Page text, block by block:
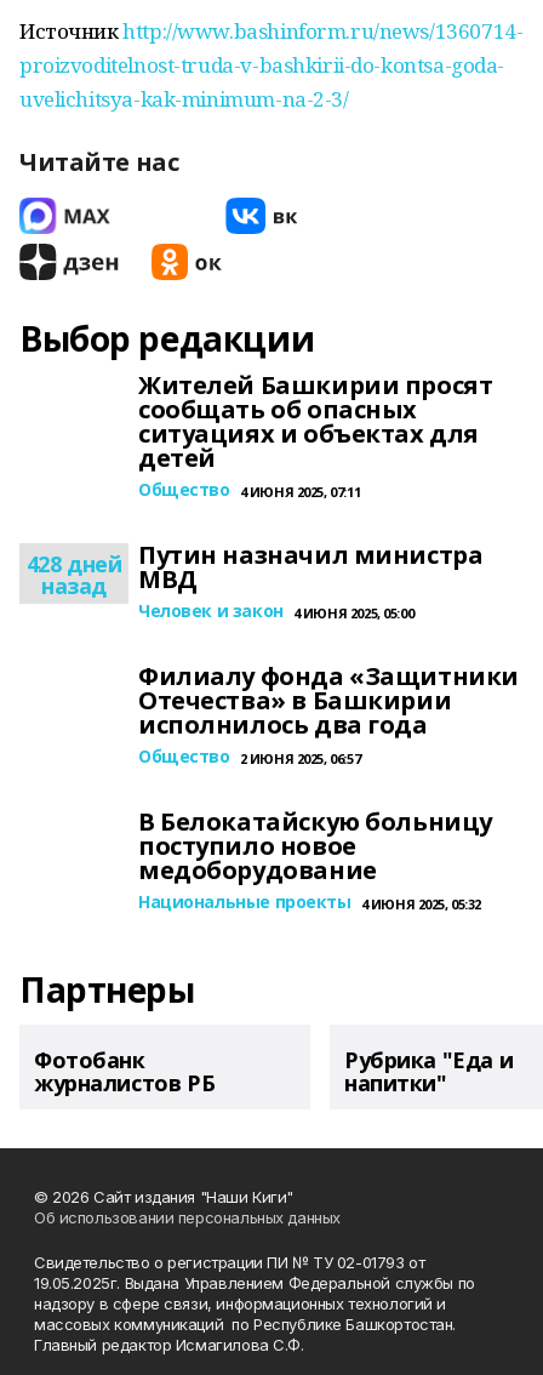
Источникhttp://www.bashinform.ru/news/1360714-
proizvoditelnost-truda-v-bashkirii-do-kontsa-goda-
uvelichitsya-kak-minimum-na-2-3/
Читайте нас
Выбор редакции
Жителей Башкирии просят
сообщать об опасных
ситуациях и объектах для
детей
Общество 4 ИЮНЯ 2025, 07:11
428 дней
назад
Путин назначил министра
МВД
Человек и закон 4 ИЮНЯ 2025, 05:00
Филиалу фонда «Защитники
Отечества» в Башкирии
исполнилось два года
Общество 2 ИЮНЯ 2025, 06:57
В Белокатайскую больницу
поступило новое
медоборудование
Национальные проекты 4 ИЮНЯ 2025, 05:32
Партнеры
Фотобанк
журналистов РБ
Рубрика "Еда и
напитки"
© 2026 Сайт издания "Наши Киги"
Об использовании персональных данных
Свидетельство о регистрации ПИ № ТУ 02-01793 от
19.05.2025г. Выдана Управлением Федеральной службы по
надзору в сфере связи, информационных технологий и
массовых коммуникаций по Республике Башкортостан.
Главный редактор Исмагилова С.Ф.